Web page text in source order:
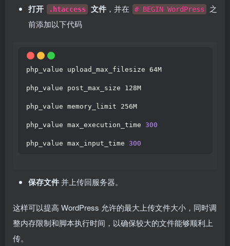
打开 .htaccess 文件 ，并在 # BEGIN WordPress
之
前添加以下代码
php_value upload_max_filesize 64M
php_value post_max_size 128M
php_value memory_limit 256M
php_value max_execution_time 300
php_value max_input_time 300
保存文件并上传回服务器。
这样可以提高 WordPress 允许的最大上传文件大小，同时调
整内存限制和脚本执行时间，以确保较大的文件能够顺利上
传。